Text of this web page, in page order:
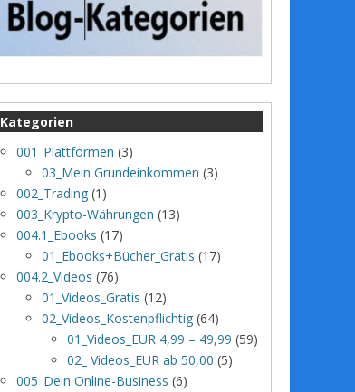
Kategorien
001_Plattformen (3)
03_Mein Grundeinkommen (3)
002_Trading (1)
003_Krypto-Währungen (13)
004.1_Ebooks (17)
01_Ebooks+Bücher_Gratis (17)
004.2_Videos (76)
01_Videos_Gratis (12)
02_Videos_Kostenpflichtig (64)
01_Videos_EUR 4,99 – 49,99 (59)
02_ Videos_EUR ab 50,00 (5)
005_Dein Online-Business (6)